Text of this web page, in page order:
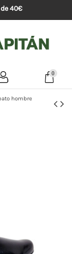
40€
0
hombre